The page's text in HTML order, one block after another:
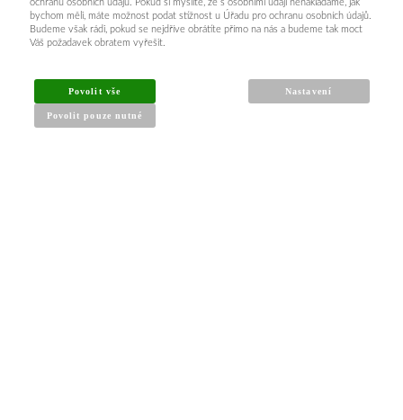
ochranu osobních údajů. Pokud si myslíte, že s osobními údaji nenakládáme, jak
bychom měli, máte možnost podat stížnost u Úřadu pro ochranu osobních údajů.
Budeme však rádi, pokud se nejdříve obrátíte přímo na nás a budeme tak moct
Váš požadavek obratem vyřešit.
Povolit vše
Povolit pouze nutné
Nastavení